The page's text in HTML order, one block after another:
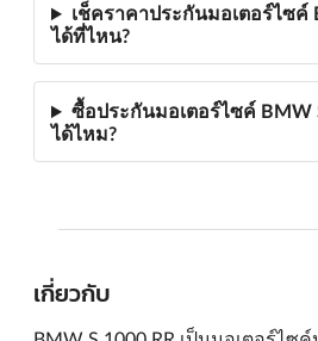
เช็คราคาประกันมอเตอร์ไซค์
ได้ที่ไหน?
ซื้อประกันมอเตอร์ไซค์ BMW
ได้ไหม?
เกี่ยวกับ